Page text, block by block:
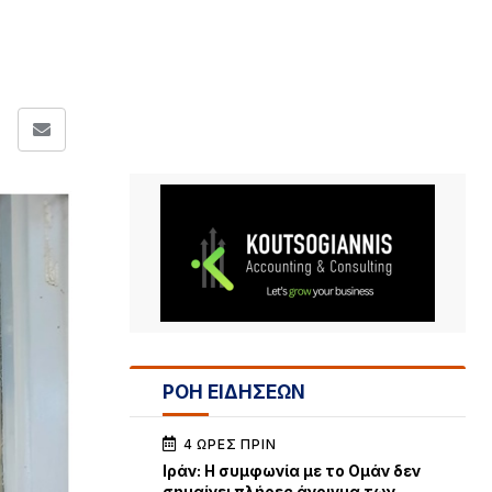
ΡΟΗ ΕΙΔΗΣΕΩΝ
4 ΏΡΕΣ ΠΡΙΝ
Iράν: Η συμφωνία με το Ομάν δεν